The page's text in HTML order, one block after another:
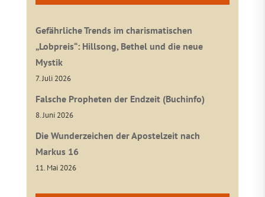
Gefährliche Trends im charismatischen
„Lobpreis“: Hillsong, Bethel und die neue
Mystik
7. Juli 2026
Falsche Propheten der Endzeit (Buchinfo)
8. Juni 2026
Die Wunderzeichen der Apostelzeit nach
Markus 16
11. Mai 2026